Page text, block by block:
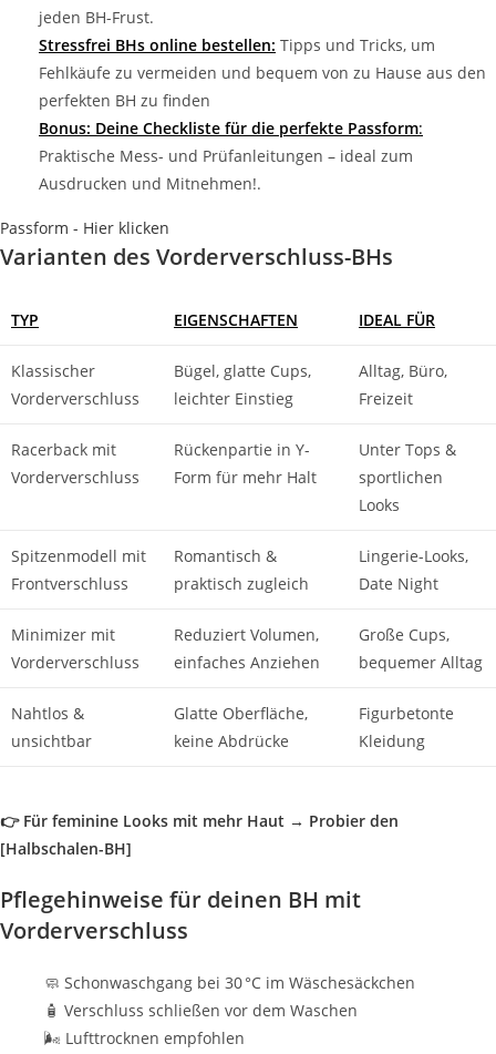
jeden BH-Frust.
Stressfrei BHs online bestellen: Tipps und Tricks, um
Fehlkäufe zu vermeiden und bequem von zu Hause aus den
perfekten BH zu finden
Bonus: Deine Checkliste für die perfekte Passform:
Praktische Mess- und Prüfanleitungen – ideal zum
Ausdrucken und Mitnehmen!.
Passform - Hier klicken
Varianten des Vorderverschluss-BHs
TYP EIGENSCHAFTEN IDEAL FÜR
Klassischer
Vorderverschluss
Bügel, glatte Cups,
leichter Einstieg
Alltag, Büro,
Freizeit
Racerback mit
Vorderverschluss
Rückenpartie in Y-
Form für mehr Halt
Unter Tops &
sportlichen
Looks
Spitzenmodell mit
Frontverschluss
Romantisch &
praktisch zugleich
Lingerie-Looks,
Date Night
Minimizer mit
Vorderverschluss
Reduziert Volumen,
einfaches Anziehen
Große Cups,
bequemer Alltag
Nahtlos &
unsichtbar
Glatte Oberfläche,
keine Abdrücke
Figurbetonte
Kleidung
👉 Für feminine Looks mit mehr Haut → Probier den
[Halbschalen-BH]
Pflegehinweise für deinen BH mit
Vorderverschluss
🧼 Schonwaschgang bei 30 °C im Wäschesäckchen
🧴 Verschluss schließen vor dem Waschen
🌬️ Lufttrocknen empfohlen